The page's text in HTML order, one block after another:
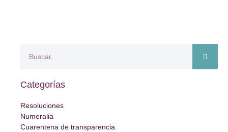
Categorías
Resoluciones
Numeralia
Cuarentena de transparencia